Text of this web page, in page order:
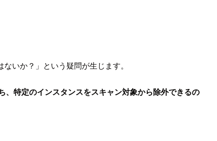
いか？」という疑問が生じます。
特定のインスタンスをスキャン対象から除外できるの